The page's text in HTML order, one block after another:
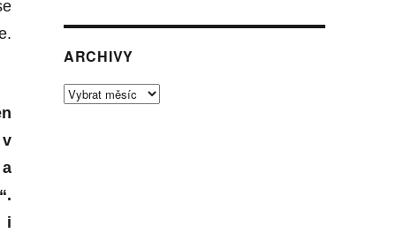
i
ARCHIVY
Archivy